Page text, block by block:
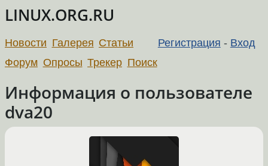
LINUX.ORG.RU
Регистрация - Вход
Новости Галерея Статьи
Форум Опросы Трекер Поиск
Информация о пользователе
dva20